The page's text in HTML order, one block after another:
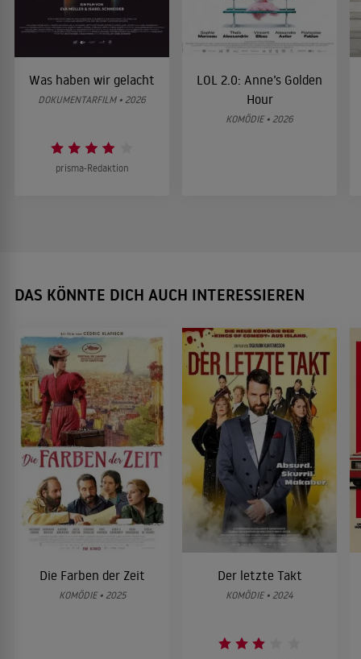
Was haben wir gelacht
DOKUMENTARFILM • 2026
prisma-Redaktion
LOL 2.0: Anne’s Golden
Hour
KOMÖDIE • 2026
DAS KÖNNTE DICH AUCH INTERESSIEREN
Die Farben der Zeit
KOMÖDIE • 2025
Der letzte Takt
KOMÖDIE • 2024